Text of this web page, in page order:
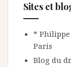
Sites et
*
Paris
Blog du